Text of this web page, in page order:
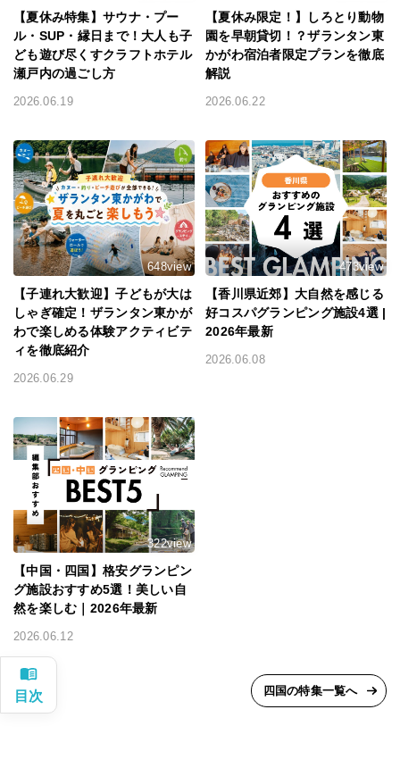
【夏休み特集】サウナ・プー
ル・SUP・縁日まで！大人も子
ども遊び尽くすクラフトホテル
瀬戸内の過ごし方
2026.06.19
【夏休み限定！】しろとり動物
園を早朝貸切！？ザランタン東
かがわ宿泊者限定プランを徹底
解説
2026.06.22
648view
【子連れ大歓迎】子どもが大は
しゃぎ確定！ザランタン東かが
わで楽しめる体験アクティビテ
ィを徹底紹介
2026.06.29
473view
【香川県近郊】大自然を感じる
好コスパグランピング施設4選 |
2026年最新
2026.06.08
322view
【中国・四国】格安グランピン
グ施設おすすめ5選！美しい自
然を楽しむ｜2026年最新
2026.06.12
四国の特集一覧へ